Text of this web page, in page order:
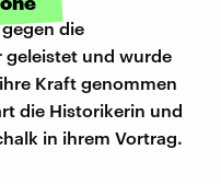
die
geleistet und wurde
Kraft genommen
die Historikerin und
in ihrem Vortrag.